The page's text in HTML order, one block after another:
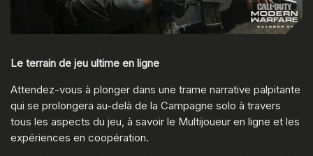
Le terrain de jeu ultime en ligne
Attendez-vous à plonger dans une trame narrative palpitante
qui se prolongera au-delà de la Campagne solo à travers
tous les aspects du jeu, à savoir le Multijoueur en ligne et les
expériences en coopération.